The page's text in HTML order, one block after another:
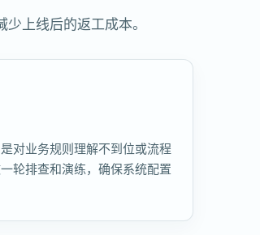
上线后的返工成本。
对业务规则理解不到位或流程
轮排查和演练，确保系统配置